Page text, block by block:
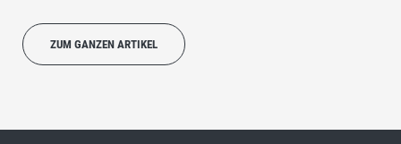
ZUM GANZEN ARTIKEL